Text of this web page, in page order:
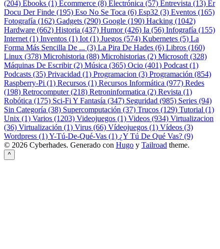
(204) Ebooks (1) Ecommerce (8) Electrónica (57) Entrevista (13) Er
Docu Der Finde (195) Eso No Se Toca (6) Esp32 (3) Eventos (165)
Fotografía (162) Gadgets (290) Google (190) Hacking (1042)
Hardware (662) Historia (437) Humor (426) Ia (56) Infografía (155)
Internet (1) Inventos (1) Iot (1) Juegos (574) Kubernetes (5) La
Forma Más Sencilla De ... (3) La Pira De Hades (6) Libros (160)
Linux (378) Microhistoria (88) Microhistorias (2) Microsoft (328)
Máquinas De Escribir (2) Música (365) Ocio (401) Podcast (1)
Podcasts (35) Privacidad (1) Programacion (3) Programación (854)
Raspberry-Pi (1) Recursos (1) Recursos Informática (977) Redes
(198) Retrocomputer (218) Retroninformatica (2) Revista (1)
Robótica (175) Sci-Fi Y Fantasía (347) Seguridad (985) Series (94)
Sin Categoría (38) Supercomputación (37) Trucos (129) Tutorial (1)
Unix (1) Varios (1203) Videojuegos (1) Videos (934) Virtualizacion
(36) Virtualización (1) Virus (66) Vídeojuegos (1) Vídeos (3)
Wordpress (1)Y-Tú-De-Qué-Vas (1) ¿Y Tú De Qué Vas? (9)
© 2026 Cyberhades. Generado con Hugo y Tailroad theme.
^